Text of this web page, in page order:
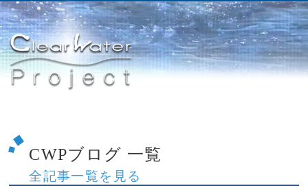
CWPブログ 一覧
全記事一覧を見る